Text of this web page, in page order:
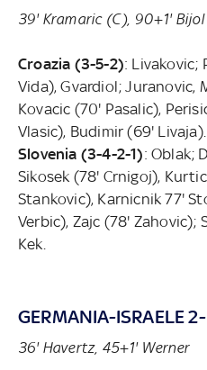
39' Kramaric (C), 90+1' Bijol
Croazia (3-5-2): Livakovic;
Vida), Gvardiol; Juranovic,
Kovacic (70' Pasalic),
Vlasic), Budimir (69' Livaja).
Slovenia (3-4-2-1): Oblak;
Sikosek (78' Crnigoj),
Stankovic), Karnicnik 77'
Verbic), Zajc (78' Zahovic);
Kek.
GERMANIA-ISRAELE
36' Havertz, 45+1' Werner